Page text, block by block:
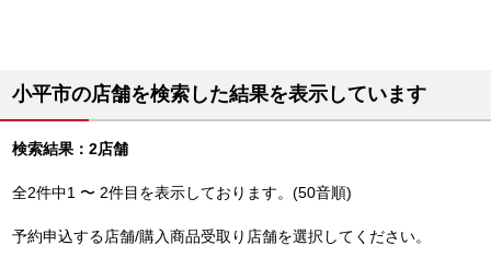
小平市の店舗を検索した結果を表示しています
検索結果：2店舗
全2件中1 〜 2件目を表示しております。(50音順)
予約申込する店舗/購入商品受取り店舗を選択してください。